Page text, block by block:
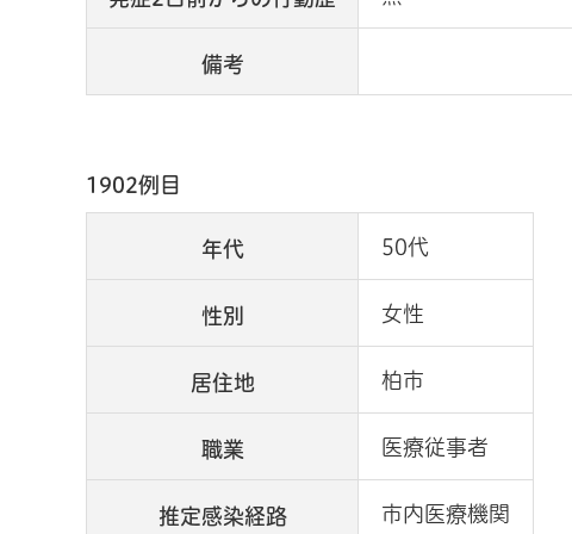
備考
1902例目
年代 50代
性別 女性
居住地 柏市
職業 医療従事者
推定感染経路 市内医療機関